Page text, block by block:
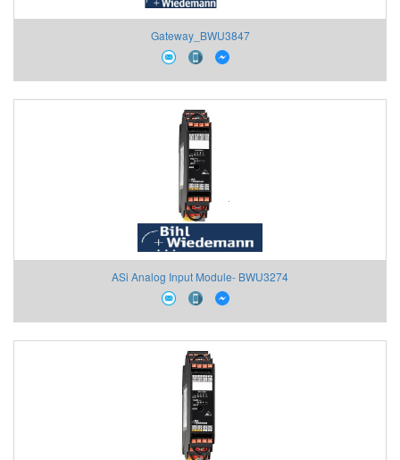
Gateway_BWU3847
ASi Analog Input Module- BWU3274